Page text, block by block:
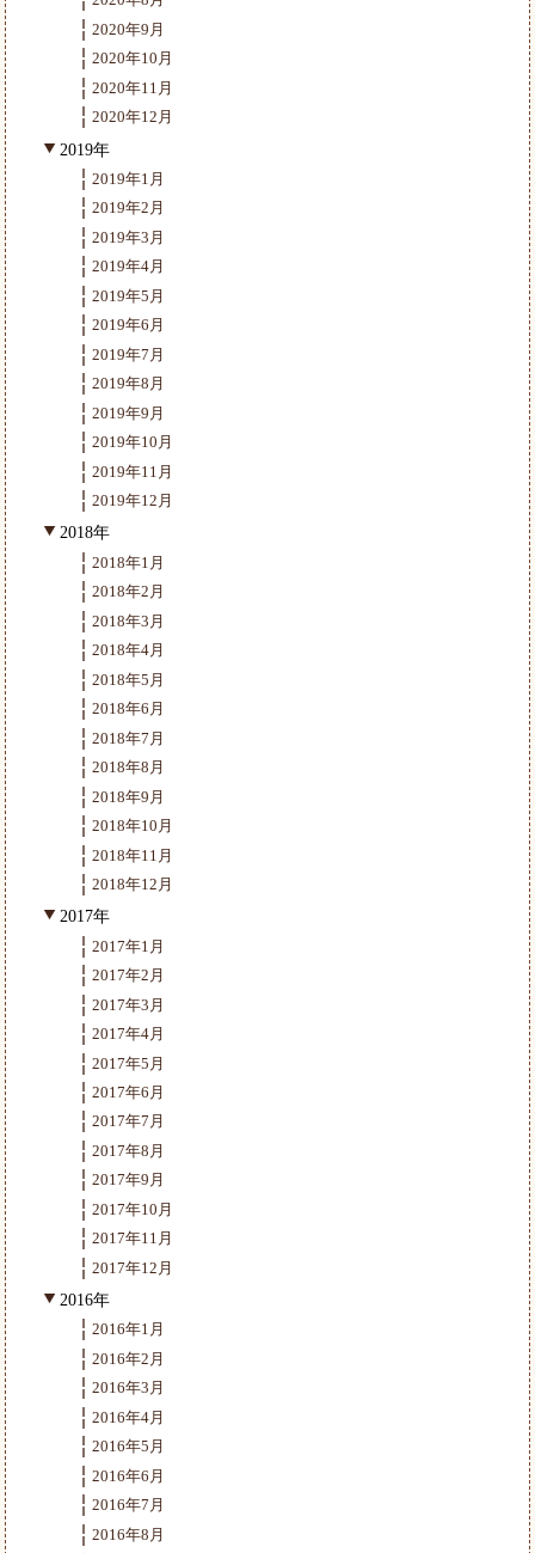
2020年9月
2020年10月
2020年11月
2020年12月
2019年
2019年1月
2019年2月
2019年3月
2019年4月
2019年5月
2019年6月
2019年7月
2019年8月
2019年9月
2019年10月
2019年11月
2019年12月
2018年
2018年1月
2018年2月
2018年3月
2018年4月
2018年5月
2018年6月
2018年7月
2018年8月
2018年9月
2018年10月
2018年11月
2018年12月
2017年
2017年1月
2017年2月
2017年3月
2017年4月
2017年5月
2017年6月
2017年7月
2017年8月
2017年9月
2017年10月
2017年11月
2017年12月
2016年
2016年1月
2016年2月
2016年3月
2016年4月
2016年5月
2016年6月
2016年7月
2016年8月